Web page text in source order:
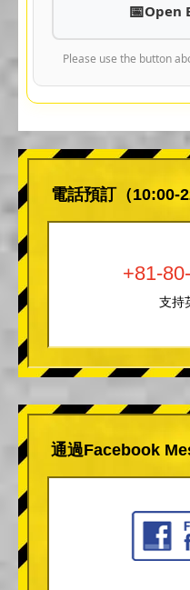
Open
Please use the button
電話預訂（10:00-
+81-
支持
通過Facebook